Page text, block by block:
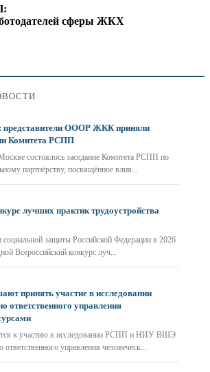
сферы ЖКХ
представители ОООР ЖКК приняли
Комитета РСПП
состоялось заседание Комитета РСПП по
партнёрству, посвящённое влия...
лучших практик трудоустройства
социальной защиты Российской Федерации в 2026
Всероссийский конкурс луч...
принять участие в исследовании
ответственного управления
к участию в исследовании РСПП и НИУ ВШЭ
ответственного управления человеческ...